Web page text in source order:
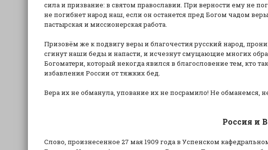
сила и призвание: в святом православии. При верности ему не
не погибнет народ наш, если он останется пред Богом чадом
пастырская и миссионерская работа.
Призовём же к подвигу веры и благочестия русский народ,
сгинут наши беды и напасти, и исчезнут смущающие многих
Богоматери, который некогда явился в благословение тем, кто
избавления России от тяжких бед.
Вера их не обманула, упование их не посрамило! Не обманемся,
Россия и
Слово, произнесенное 27 мая 1909 года в Успенском